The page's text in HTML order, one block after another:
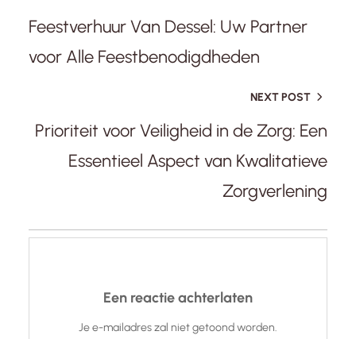
Feestverhuur Van Dessel: Uw Partner
voor Alle Feestbenodigdheden
NEXT POST
Prioriteit voor Veiligheid in de Zorg: Een
Essentieel Aspect van Kwalitatieve
Zorgverlening
Een reactie achterlaten
Je e-mailadres zal niet getoond worden.